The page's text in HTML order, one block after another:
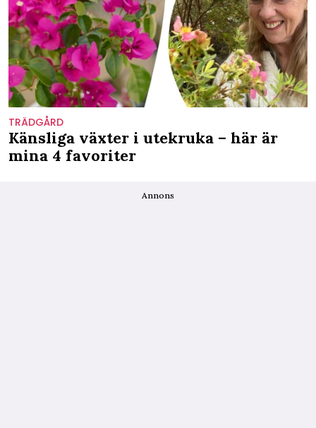
TRÄDGÅRD
Känsliga växter i utekruka – här är
mina 4 favoriter
Annons